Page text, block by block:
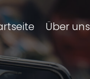
Über uns